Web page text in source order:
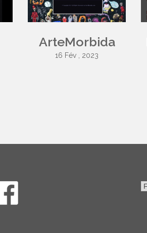
ArteMorbida
16 Fév , 2023